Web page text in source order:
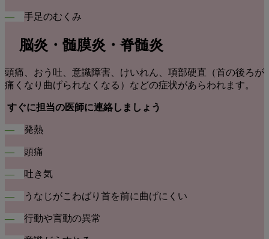
― 手足のむくみ
脳炎・髄膜炎 ・脊髄炎
頭痛、おう吐、意識障害、けいれん、項部硬直（首の後ろが
痛くなり曲げられなくなる）などの症状があらわれます。
すぐに担当の医師に連絡しましょう
― 発熱
― 頭痛
― 吐き気
― うなじがこわばり首を前に曲げにくい
― 行動や言動の異常